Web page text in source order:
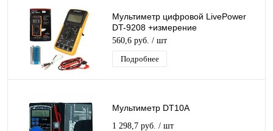
Мультиметр цифровой LivePower
DT-9208 +измерение
ёмкости,температуры,частоты
Профессиональный Тестер
560,6 руб. / шт
Подробнее
Мультиметр DT10A
1 298,7 руб. / шт